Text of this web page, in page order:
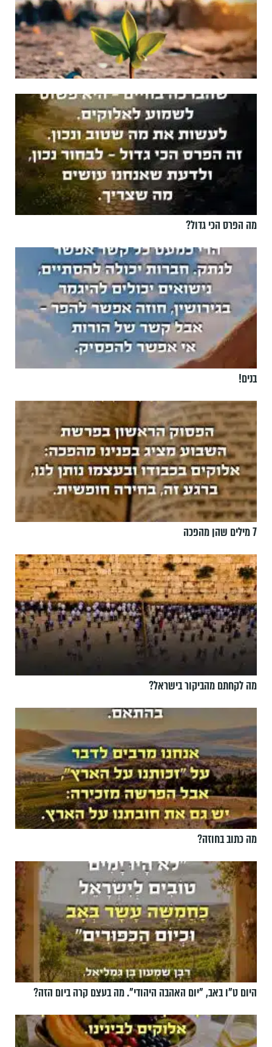
מה הפרס הכי גדול?
בנים!
7 מילים שהן מהפכה
מה לקחתם מהביקור בישראל?
מה כתוב בחוזה?
היום ט"ו באב, ”יום האהבה היהודי". מה בעצם קרה ביום הזה?